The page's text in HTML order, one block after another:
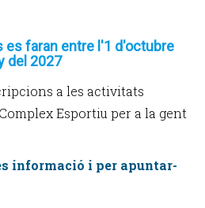
es faran entre l'1 d'octubre
del 2027
a les activitats
Esportiu per a la gent
informació i per apuntar-